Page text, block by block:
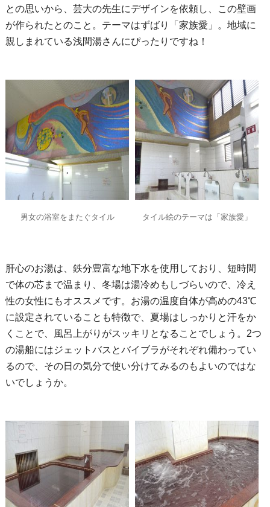
との思いから、芸大の先生にデザインを依頼し、この壁画
が作られたとのこと。テーマはずばり「家族愛」。地域に
親しまれている浅間湯さんにぴったりですね！
男女の浴室をまたぐタイル タイル絵のテーマは「家族愛」
肝心のお湯は、鉄分豊富な地下水を使用しており、短時間
で体の芯まで温まり、冬場は湯冷めもしづらいので、冷え
性の女性にもオススメです。お湯の温度自体が高めの43℃
に設定されていることも特徴で、夏場はしっかりと汗をか
くことで、風呂上がりがスッキリとなることでしょう。2つ
の湯船にはジェットバスとバイブラがそれぞれ備わってい
るので、その日の気分で使い分けてみるのもよいのではな
いでしょうか。